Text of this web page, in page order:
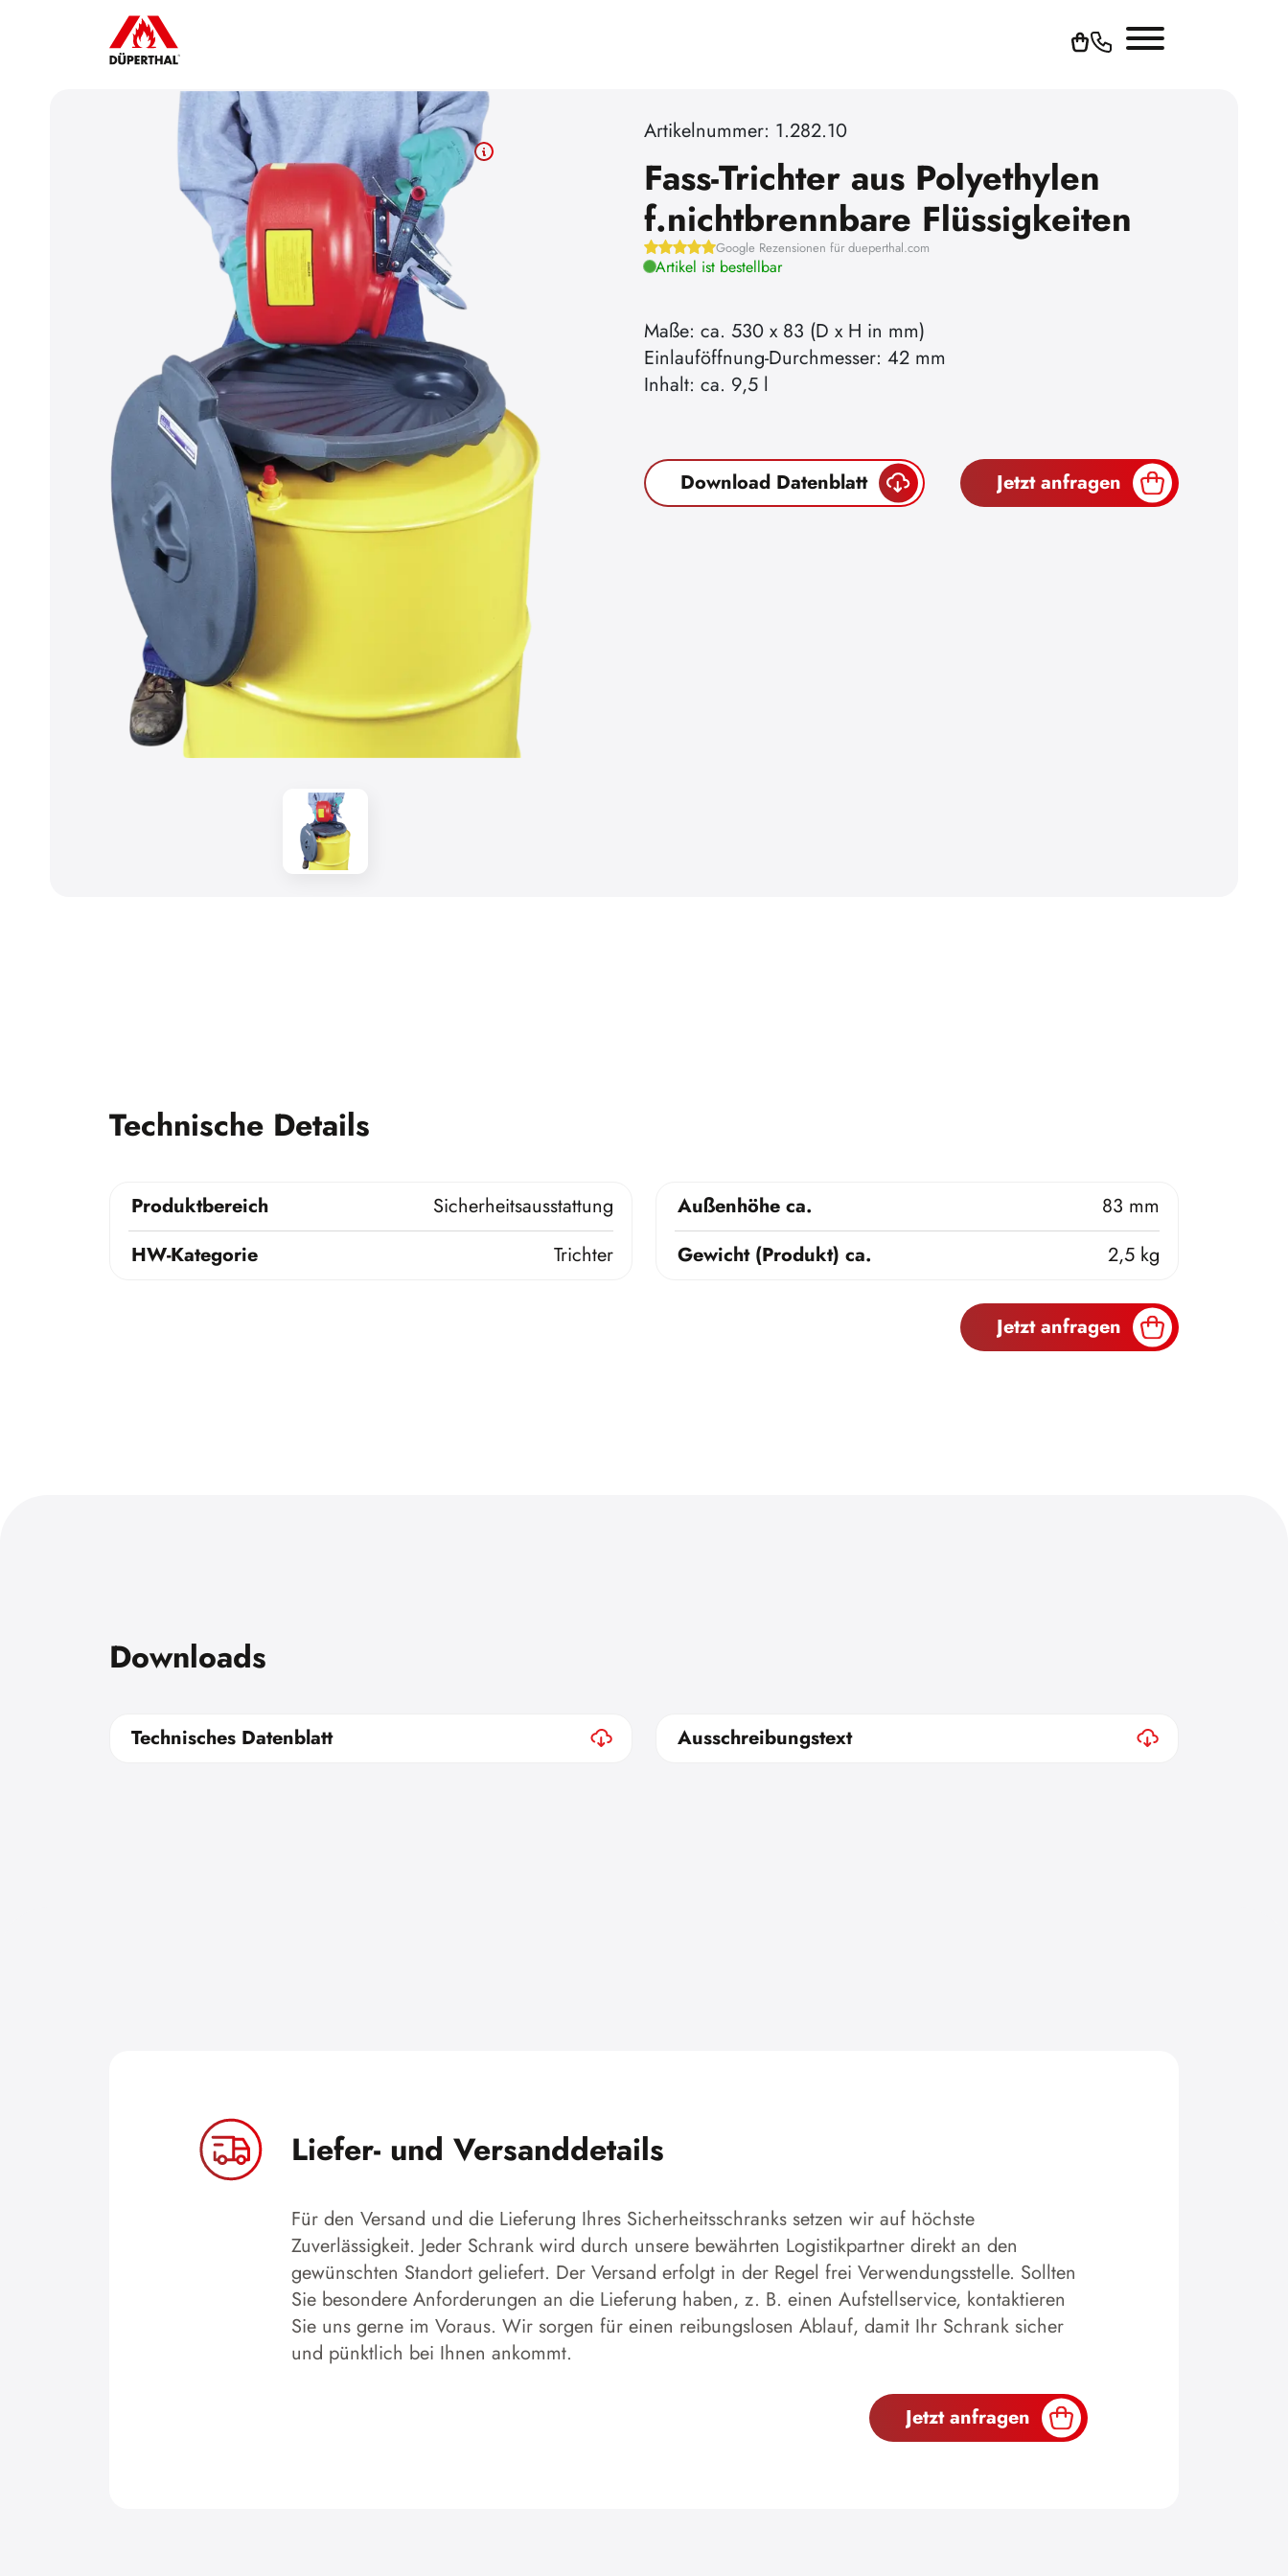
Artikelnummer: 1.282.10
Fass-Trichter aus Polyethylen
f.nichtbrennbare Flüssigkeiten
Google Rezensionen für dueperthal.com
Artikel ist bestellbar
Maße: ca. 530 x 83 (D x H in mm)
Einlauföffnung-Durchmesser: 42 mm
Inhalt: ca. 9,5 l
Download Datenblatt Jetzt anfragen
Technische Details
Produktbereich
Sicherheitsausstattung
HW-Kategorie
Trichter
Außenhöhe ca.
83 mm
Gewicht (Produkt) ca.
2,5 kg
Jetzt anfragen
Downloads
Technisches Datenblatt Ausschreibungstext
Liefer- und Versanddetails
Für den Versand und die Lieferung Ihres Sicherheitsschranks setzen wir auf höchste
Zuverlässigkeit. Jeder Schrank wird durch unsere bewährten Logistikpartner direkt an den
gewünschten Standort geliefert. Der Versand erfolgt in der Regel frei Verwendungsstelle. Sollten
Sie besondere Anforderungen an die Lieferung haben, z. B. einen Aufstellservice, kontaktieren
Sie uns gerne im Voraus. Wir sorgen für einen reibungslosen Ablauf, damit Ihr Schrank sicher
und pünktlich bei Ihnen ankommt.
Jetzt anfragen